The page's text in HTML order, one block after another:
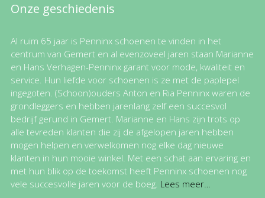
Onze geschiedenis
Al ruim 65 jaar is Penninx schoenen te vinden in het
centrum van Gemert en al evenzoveel jaren staan Marianne
en Hans Verhagen-Penninx garant voor mode, kwaliteit en
service. Hun liefde voor schoenen is ze met de paplepel
ingegoten. (Schoon)ouders Anton en Ria Penninx waren de
grondleggers en hebben jarenlang zelf een succesvol
bedrijf gerund in Gemert. Marianne en Hans zijn trots op
alle tevreden klanten die zij de afgelopen jaren hebben
mogen helpen en verwelkomen nog elke dag nieuwe
klanten in hun mooie winkel. Met een schat aan ervaring en
met hun blik op de toekomst heeft Penninx schoenen nog
vele succesvolle jaren voor de boeg. Lees meer…